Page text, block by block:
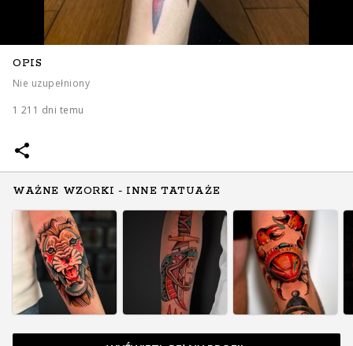
OPIS
Nie uzupełniony
1 211 dni temu
WAŻNE WZORKI - INNE TATUAŻE